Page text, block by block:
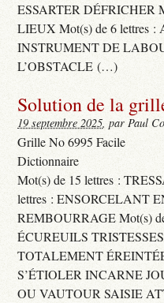
ESSARTER DÉFRICHER
LIEUX Mot(s) de 6 lettres
INSTRUMENT DE
L’OBSTACLE (…)
Solution de la
19 septembre 2025, par Paul
Grille No 6995 Facile
Dictionnaire
Mot(s) de 15 lettres :
lettres : ENSORCELANT
REMBOURRAGE Mot(s)
ÉCUREUILS
TOTALEMENT
S’ÉTIOLER INCARNE
OU VAUTOUR SAISIE